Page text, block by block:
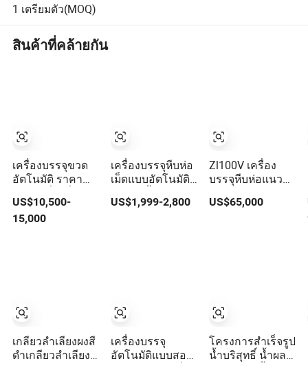
1 เตรียมตัว(MOQ)
สินค้าที่คล้ายกัน
เครื่องบรรจุขวด
อัตโนมัติ ราคา
ขวด เครื่องดื่ม
อัดลม น้ำอัดลม
น้ำผลไม้ ชา วิสกี้
US$10,500-
15,000
เกลียวลำเลียงผงสี
ดำเกลียวลำเลียง
เครื่องบรรจุหีบห่อ
เม็ดแบบอัตโนมัติ
สำหรับน้ำตาล
เกลือ ข้าว ข้าว
US$1,999-2,800
เครื่องบรรจุ
อัตโนมัติแบบสอง
Zl100V เครื่อง
บรรจุหีบห่อแนวตั้ง
อัตโนมัติสำหรับผง
แป้ง ยีสต์ ผงกาแฟ
US$65,000
โครงการสำเร็จรูป
น้ำบริสุทธิ์ น้ำผล